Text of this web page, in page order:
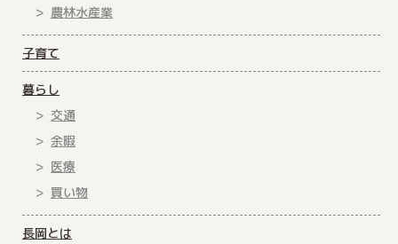
農林水産業
子育て
暮らし
交通
余暇
医療
買い物
長岡とは